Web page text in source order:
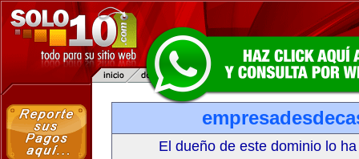
El dueño de este dominio lo